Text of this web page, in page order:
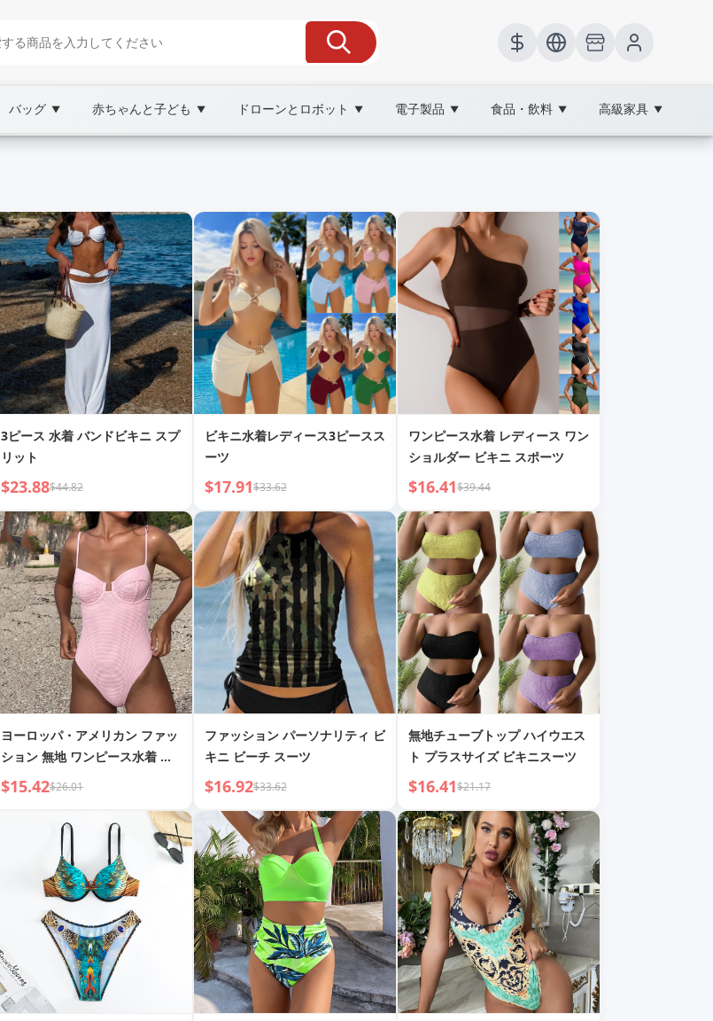
バッグ ▼ 赤ちゃんと子ども ▼ ドローンとロボット ▼ 電子製品 ▼ 食品・飲料 ▼ 高級家具 ▼
3ピース 水着 バンドビキニ スプ
リット
$23.88$44.82
ビキニ水着レディース3ピースス
ーツ
$17.91$33.62
ワンピース水着 レディース ワン
ショルダー ビキニ スポーツ
$16.41$39.44
ヨーロッパ・アメリカン ファッ
ション 無地 ワンピース水着 レ
ディース
$15.42$26.01
ファッション パーソナリティ ビ
キニ ビーチ スーツ
$16.92$33.62
無地チューブトップ ハイウエス
ト プラスサイズ ビキニスーツ
$16.41$21.17